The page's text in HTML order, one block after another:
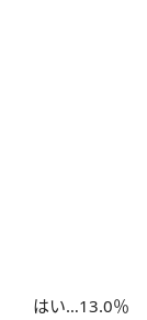
はい…13.0％